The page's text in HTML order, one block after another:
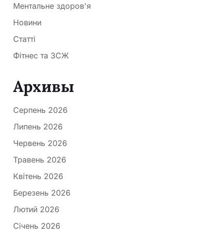
Ментальне здоров'я
Новини
Статті
Фітнес та ЗСЖ
Архивы
Серпень 2026
Липень 2026
Червень 2026
Травень 2026
Квітень 2026
Березень 2026
Лютий 2026
Січень 2026